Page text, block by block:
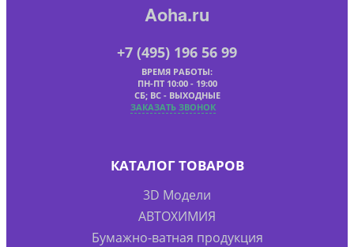
Aoha.ru
+7 (495) 196 56 99
ВРЕМЯ РАБОТЫ:
ПН-ПТ 10:00 - 19:00
СБ; ВС - ВЫХОДНЫЕ
ЗАКАЗАТЬ ЗВОНОК
КАТАЛОГ ТОВАРОВ
3D Модели
АВТОХИМИЯ
Бумажно-ватная продукция